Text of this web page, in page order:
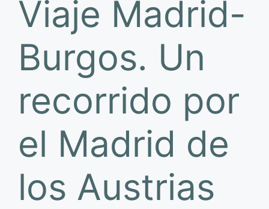
Viaje Madrid-
Burgos. Un
recorrido por
el Madrid de
los Austrias